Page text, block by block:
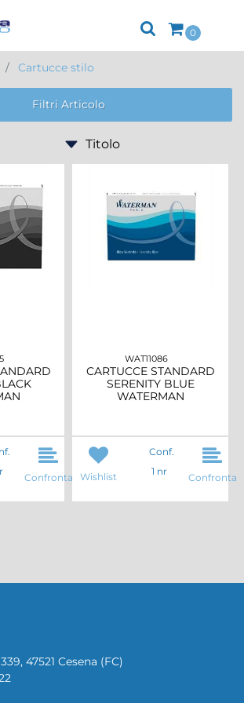
0
Cartucce stilo
Filtri Articolo
Confronta
WAT11086
CARTUCCE STANDARD
SERENITY BLUE
WATERMAN
Wishlist
Conf.
1 nr
Confronta
47521 Cesena (FC)